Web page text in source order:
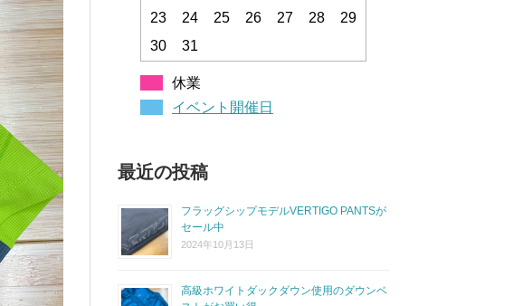
23 24 25 26 27 28
29
30
31
休業
イベント開催日
最近の投稿
フラッグシップモデルVERTIGO PANTSが
セール中
2024年10月13日
高級ホワイトダックダウン使用のダウンベ